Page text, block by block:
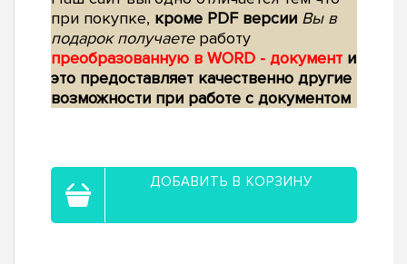
при покупке, кроме PDF версии Вы в
подарок получаетеработу
преобразованную в WORD - документ и
это предоставляет качественно другие
возможности при работе с документом
ДОБАВИТЬ В КОРЗИНУ